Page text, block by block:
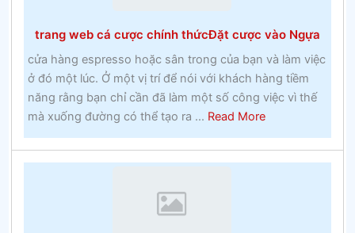
truyền
–
Thực
tế
cược
trang web cá cược chính thứcĐặt cược vào Ngựa
cửa hàng espresso hoặc sân trong của bạn và làm việc
ở đó một lúc. Ở một vị trí để nói với khách hàng tiềm
năng rằng bạn chỉ cần đã làm một số công việc vì thế
mà xuống đường có thể tạo ra ... Read Moreabout
trang
web